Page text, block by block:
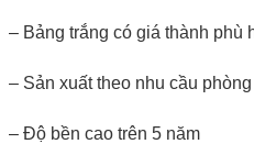
– Bảng trắng có giá thành phù
– Sản xuất theo nhu cầu
– Độ bền cao trên 5 năm